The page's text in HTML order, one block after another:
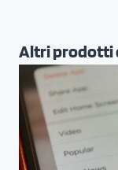
Altri prodotti